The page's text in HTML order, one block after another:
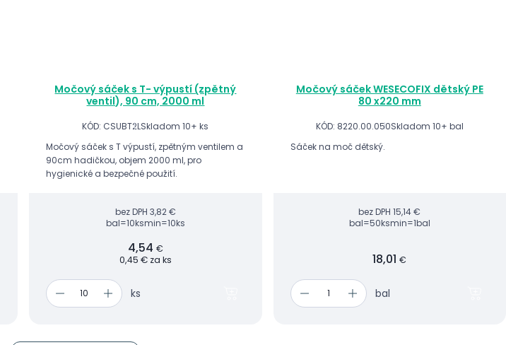
Močový sáček s T- výpustí (zpětný
ventil), 90 cm, 2000 ml
KÓD: CSUBT2LSkladom 10+ ks
Močový sáček s T výpustí, zpětným ventilem a
90cm hadičkou, objem 2000 ml, pro
hygienické a bezpečné použití.
bez DPH 3,82 €
bal=10ksmin=10ks
4,54 €
0,45 € za ks
ks
Močový sáček WESECOFIX dětský PE
80 x220 mm
KÓD: 8220.00.050Skladom 10+ bal
Sáček na moč dětský.
bez DPH 15,14 €
bal=50ksmin=1bal
18,01€
bal